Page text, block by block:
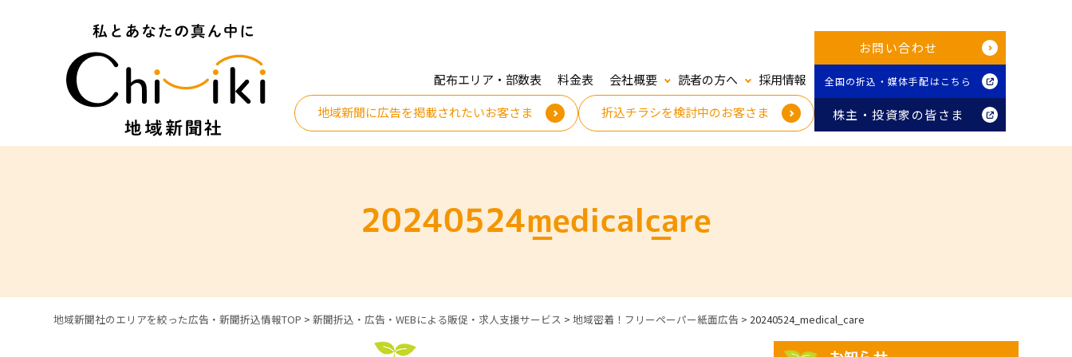
配布エリア・部数表 料金表 会社概要 読者の方へ
採用情報
地域新聞に広告を掲載されたいお客さま
折込チラシを検討中のお客さま
お問い合わせ
全国の折込・媒体手配はこちら
株主・投資家の皆さま
20240524_medical_care
地域新聞社のエリアを絞った広告・新聞折込情報TOP >新聞折込・広告・WEBによる販促・求人支援サービス >地域密着！フリーペーパー紙面広告 >20240524_medical_care